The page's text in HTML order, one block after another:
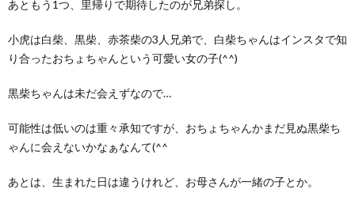
あともう1つ、里帰りで期待したのが兄弟探し。
小虎は白柴、黒柴、赤茶柴の3人兄弟で、白柴ちゃんはインスタで知
り合ったおちょちゃんという可愛い女の子(^^)
黒柴ちゃんは未だ会えずなので…
可能性は低いのは重々承知ですが、おちょちゃんかまだ見ぬ黒柴ち
ゃんに会えないかなぁなんて(^^ゞ
あとは、生まれた日は違うけれど、お母さんが一緒の子とか。